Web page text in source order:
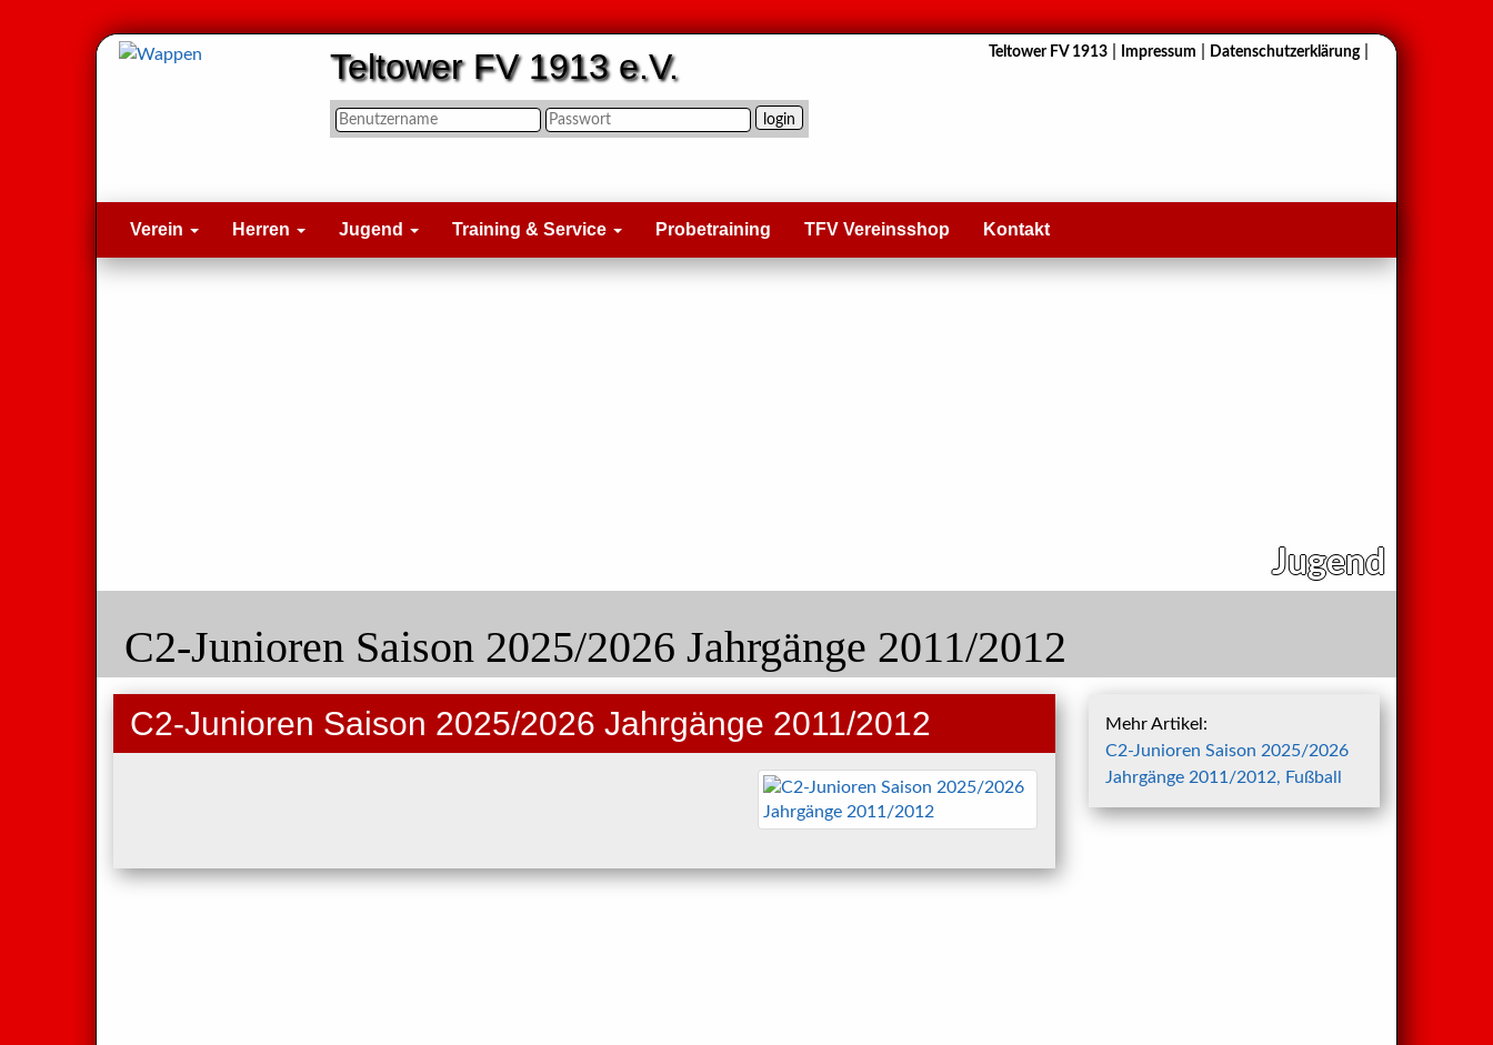
Teltower FV 1913 Impressum Datenschutzerklärung|
Teltower FV 1913 e.V.
Verein Herren Jugend Training & Service Probetraining TFV Vereinsshop Kontakt
Jugend
C2-Junioren Saison 2025/2026 Jahrgänge 2011/2012
C2-Junioren Saison 2025/2026 Jahrgänge 2011/2012
Mehr Artikel:
C2-Junioren Saison 2025/2026
Jahrgänge 2011/2012, Fußball